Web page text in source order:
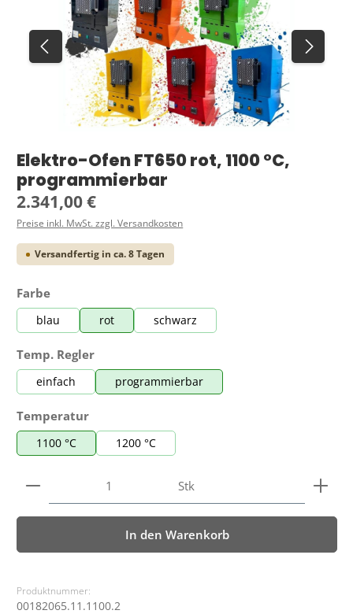
Elektro-Ofen FT650 rot, 1100 °C,
programmierbar
Regulärer Preis:
2.341,00 €
Preise inkl. MwSt. zzgl. Versandkosten
Versandfertig in ca. 8 Tagen
Farbeauswählen
blau rot schwarz
Temp. Reglerauswählen
einfach programmierbar
Temperaturauswählen
1100 °C 1200 °C
Produkt Anzahl: Gib den gewünschten Wert ein
Stk
In den Warenkorb
Produktnummer:
00182065.11.1100.2